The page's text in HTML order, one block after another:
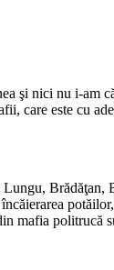
şi nici nu i-
care este cu
mafia politrucă